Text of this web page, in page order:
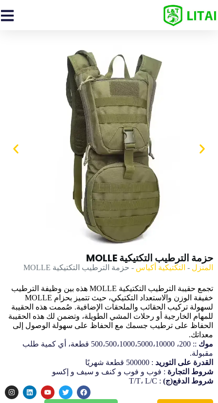
حزمة الترطيب التكتيكية MOLLE
المنزل - التكتيكية أكياس - حزمة الترطيب التكتيكية MOLLE
تجمع حقيبة الترطيب التكتيكية MOLLE هذه بين وظيفة الترطيب
خفيفة الوزن والاستعداد التكتيكي، حيث تتميز بحزام MOLLE
لسهولة تركيب الحقائب والملحقات الإضافية. صُممت هذه الحقيبة
للمهام الخارجية أو رحلات المشي الطويلة، وتضمن لك هذه الحقيبة
الحفاظ على ترطيب جسمك مع الحفاظ على سهولة الوصول إلى
معداتك.
موك
:: 200، 500،500،1000،5000،10000 قطعة، أي كمية طلب
مقبولة.
القدرة على التوريد : 500000 قطعة شهريًا
شروط التجارة : فوب و فوب و كنف و سيف و إكسو
شروط الدفع(ج) : T/T، L/C